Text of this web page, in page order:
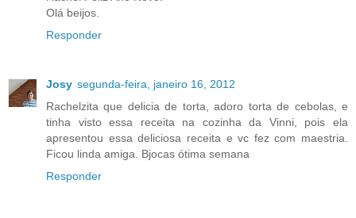
Olá beijos.
Responder
Josy segunda-feira, janeiro 16, 2012
Rachelzita que delicia de torta, adoro torta de cebolas, e
tinha visto essa receita na cozinha da Vinni, pois ela
apresentou essa deliciosa receita e vc fez com maestria.
Ficou linda amiga. Bjocas ótima semana
Responder